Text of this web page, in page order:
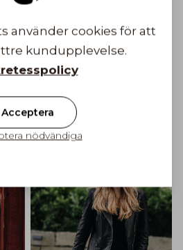
använder cookies för att
kundupplevelse.
Acceptera
nödvändiga